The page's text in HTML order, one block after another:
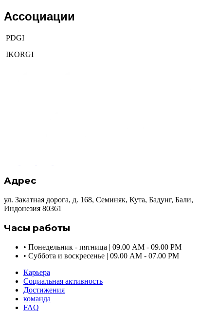
Ассоциации
PDGI
IKORGI
Адрес
ул. Закатная дорога, д. 168, Семиняк, Кута, Бадунг, Бали,
Индонезия 80361
Часы работы
• Понедельник - пятница | 09.00 AM - 09.00 PM
• Суббота и воскресенье | 09.00 AM - 07.00 PM
Карьера
Социальная активность
Достижения
команда
FAQ